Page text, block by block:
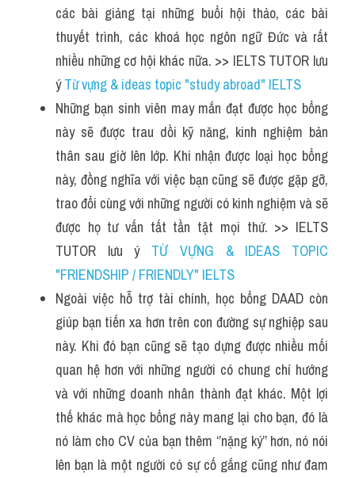
các bài giảng tại những buổi hội thảo, các bài
thuyết trình, các khoá học ngôn ngữ Đức và rất
nhiều những cơ hội khác nữa. >> IELTS TUTOR lưu
ý Từ vựng & ideas topic "study abroad" IELTS
Những bạn sinh viên may mắn đạt được học bổng
này sẽ được trau dồi kỹ năng, kinh nghiệm bản
thân sau giờ lên lớp. Khi nhận được loại học bổng
này, đồng nghĩa với việc bạn cũng sẽ được gặp gỡ,
trao đổi cùng với những người có kinh nghiệm và sẽ
được họ tư vấn tất tần tật mọi thứ. >> IELTS
TUTOR lưu ý TỪ VỰNG & IDEAS TOPIC
"FRIENDSHIP / FRIENDLY" IELTS
Ngoài việc hỗ trợ tài chính, học bổng DAAD còn
giúp bạn tiến xa hơn trên con đường sự nghiệp sau
này. Khi đó bạn cũng sẽ tạo dựng được nhiều mối
quan hệ hơn với những người có chung chí hướng
và với những doanh nhân thành đạt khác. Một lợi
thế khác mà học bổng này mang lại cho bạn, đó là
nó làm cho CV của bạn thêm ‘’nặng ký’’ hơn, nó nói
lên bạn là một người có sự cố gắng cũng như đam